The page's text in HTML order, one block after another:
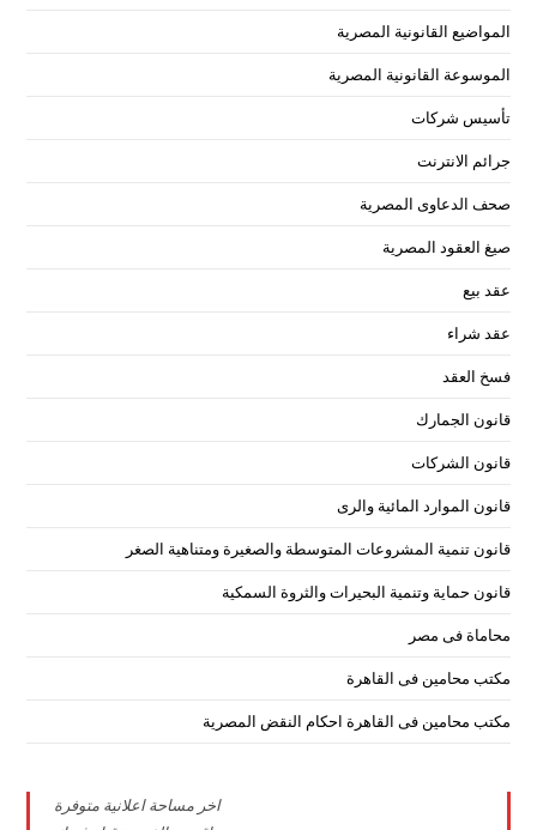
المواضيع القانونية المصرية
الموسوعة القانونية المصرية
تأسيس شركات
جرائم الانترنت
صحف الدعاوى المصرية
صيغ العقود المصرية
عقد بيع
عقد شراء
فسخ العقد
قانون الجمارك
قانون الشركات
قانون الموارد المائية والرى
قانون تنمية المشروعات المتوسطة والصغيرة ومتناهية الصغر
قانون حماية وتنمية البحيرات والثروة السمكية
محاماة فى مصر
مكتب محامين فى القاهرة
مكتب محامين فى القاهرة احكام النقض المصرية
اخر مساحة اعلانية متوفرة